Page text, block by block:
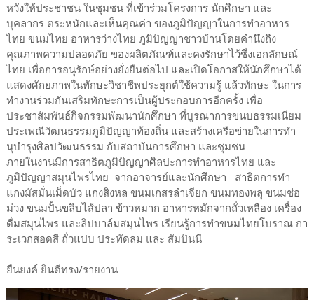
หวังให้ประชาชน ในชุมชน ที่เข้าร่วมโครงการ นักศึกษา และ
บุคลากร ตระหนักและเห็นคุณค่า ของภูมิปัญญาในการทำอาหาร
ไทย ขนมไทย อาหารว่างไทย ภูมิปัญญาชาวบ้านโดยคำนึงถึง
คุณภาพความปลอดภัย ของผลิตภัณฑ์และคงรักษาไว้ซึ่งเอกลักษณ์
ไทย เพื่อการอนุรักษ์อย่างยั่งยืนต่อไป และเปิดโอกาสให้นักศึกษาได้
แสดงศักยภาพในทักษะวิชาชีพประยุกต์ใช้ความรู้ แล้วทักษะ ในการ
ทำงานร่วมกันเสริมทักษะการเป็นผู้ประกอบการอีกครั้ง เพื่อ
ประชาสัมพันธ์กิจกรรมพัฒนานักศึกษา ที่บูรณาการขนบธรรมเนียม
ประเพณีวัฒนธรรมภูมิปัญญาท้องถิ่น และสร้างเครือข่ายในการทํา
นุบํารุงศิลปวัฒนธรรม กับสถาบันการศึกษา และชุมชน
ภายในงานมีการสาธิตภูมิปัญญาศิลปะการทำอาหารไทย และ
ภูมิปัญญาสมุนไพรไทย จากอาจารย์และนักศึกษา สาธิตการทำ
แกงมัสมั่นเม็ดบัว แกงสิงหล ขนมเกสรลำเจียก ขนมทองพลุ ขนมช่อ
ม่วง ขนมปั้นขลิบไส้ปลา ข้าวหมาก อาหารหมักจากถั่วเหลือง เครื่อง
ดื่มสมุนไพร และลิปบาล์มสมุนไพร เรียนรู้การทำขนมไทยโบราณ กา
ระเวกสอดสี ถั่วแปบ ประทัดลม และ สัมปันนี
ยืนยงค์ ยินดีทรง/รายงาน